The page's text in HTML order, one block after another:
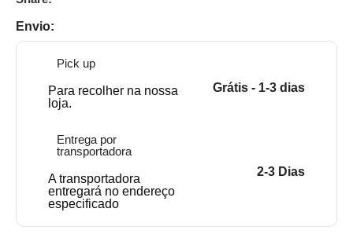
Envio:
Pick up
Para recolher na nossa
loja.
Grátis - 1-3 dias
Entrega por
transportadora
A transportadora
entregará no endereço
especificado
2-3 Dias